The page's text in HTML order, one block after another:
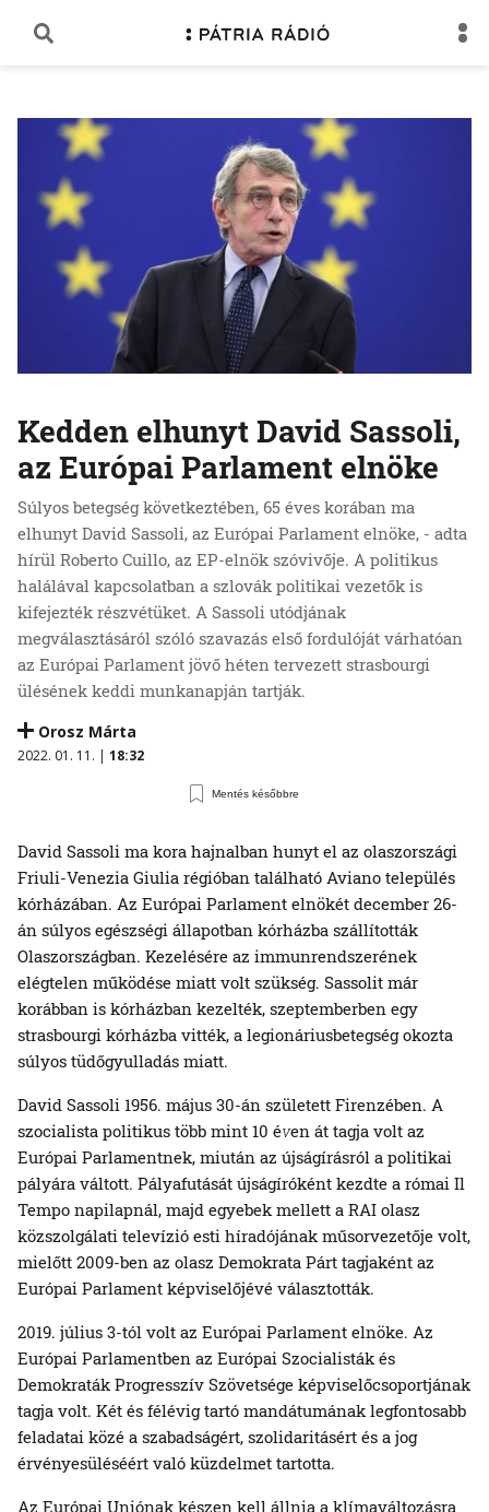
Kedden elhunyt David Sassoli,
az Európai Parlament elnöke
Súlyos betegség következtében, 65 éves korában ma
elhunyt David Sassoli, az Európai Parlament elnöke, - adta
hírül Roberto Cuillo, az EP-elnök szóvivője. A politikus
halálával kapcsolatban a szlovák politikai vezetők is
kifejezték részvétüket. A Sassoli utódjának
megválasztásáról szóló szavazás első fordulóját várhatóan
az Európai Parlament jövő héten tervezett strasbourgi
ülésének keddi munkanapján tartják.
Orosz Márta
2022. 01. 11. | 18:32
Mentés későbbre
David Sassoli ma kora hajnalban hunyt el az olaszországi
Friuli-Venezia Giulia régióban található Aviano település
kórházában. Az Európai Parlament elnökét december 26-
án súlyos egészségi állapotban kórházba szállították
Olaszországban. Kezelésére az immunrendszerének
elégtelen működése miatt volt szükség. Sassolit már
korábban is kórházban kezelték, szeptemberben egy
strasbourgi kórházba vitték, a legionáriusbetegség okozta
súlyos tüdőgyulladás miatt.
David Sassoli 1956. május 30-án született Firenzében. A
szocialista politikus több mint 10 éven át tagja volt az
Európai Parlamentnek, miután az újságírásról a politikai
pályára váltott. Pályafutását újságíróként kezdte a római Il
Tempo napilapnál, majd egyebek mellett a RAI olasz
közszolgálati televízió esti híradójának műsorvezetője volt,
mielőtt 2009-ben az olasz Demokrata Párt tagjaként az
Európai Parlament képviselőjévé választották.
2019. július 3-tól volt az Európai Parlament elnöke. Az
Európai Parlamentben az Európai Szocialisták és
Demokraták Progresszív Szövetsége képviselőcsoportjának
tagja volt. Két és félévig tartó mandátumának legfontosabb
feladatai közé a szabadságért, szolidaritásért és a jog
érvényesüléséért való küzdelmet tartotta.
Az Európai Uniónak készen kell állnia a klímaváltozásra